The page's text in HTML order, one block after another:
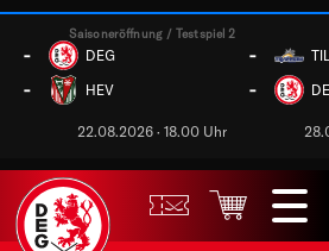
-
-
Saisoneröffnung / Testspiel 2
DEG -
HEV -
22.08.2026 · 18.00 Uhr
TIL